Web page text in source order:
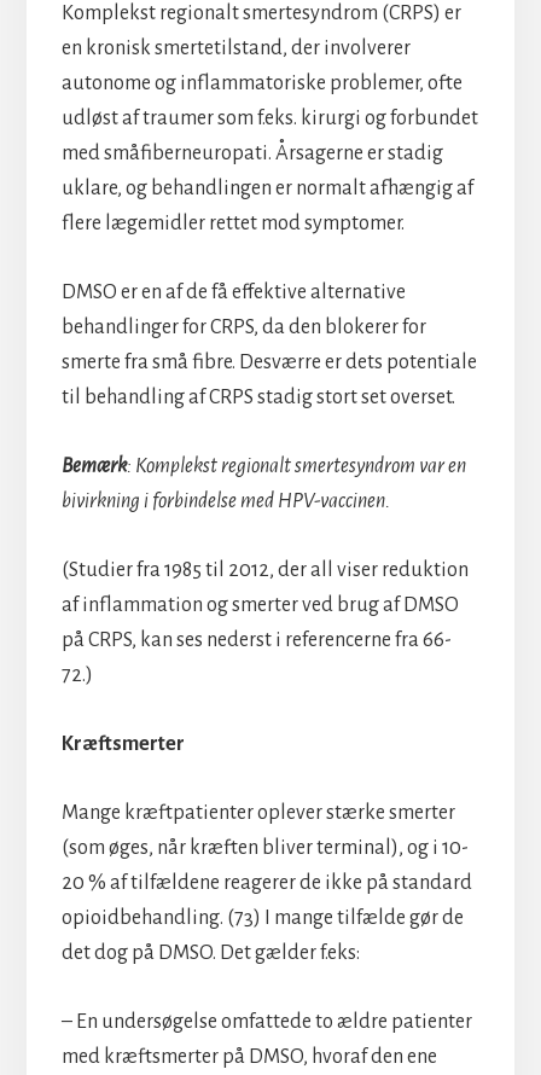
Komplekst regionalt smertesyndrom (CRPS) er
en kronisk smertetilstand, der involverer
autonome og inflammatoriske problemer, ofte
udløst af traumer som f.eks. kirurgi og forbundet
med småfiberneuropati. Årsagerne er stadig
uklare, og behandlingen er normalt afhængig af
flere lægemidler rettet mod symptomer.
DMSO er en af de få effektive alternative
behandlinger for CRPS, da den blokerer for
smerte fra små fibre. Desværre er dets potentiale
til behandling af CRPS stadig stort set overset.
Bemærk: Komplekst regionalt smertesyndrom var en
bivirkning i forbindelse med HPV-vaccinen.
(Studier fra 1985 til 2012, der all viser reduktion
af inflammation og smerter ved brug af DMSO
på CRPS, kan ses nederst i referencerne fra 66-
72.)
Kræftsmerter
Mange kræftpatienter oplever stærke smerter
(som øges, når kræften bliver terminal), og i 10-
20 % af tilfældene reagerer de ikke på standard
opioidbehandling. (73) I mange tilfælde gør de
det dog på DMSO. Det gælder f.eks:
– En undersøgelse omfattede to ældre patienter
med kræftsmerter på DMSO, hvoraf den ene